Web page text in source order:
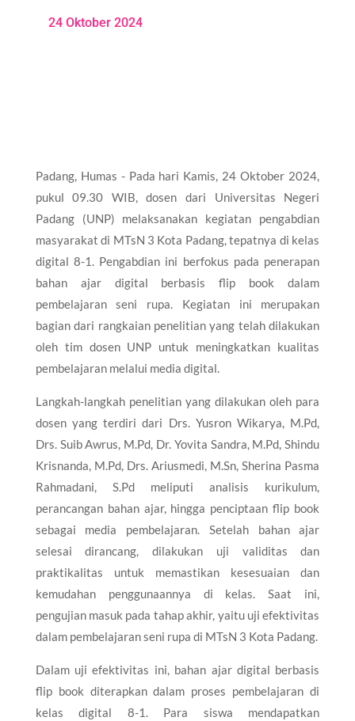
24 Oktober 2024
Padang, Humas - Pada hari Kamis, 24 Oktober 2024,
pukul 09.30 WIB, dosen dari Universitas Negeri
Padang (UNP) melaksanakan kegiatan pengabdian
masyarakat di MTsN 3 Kota Padang, tepatnya di kelas
digital 8-1. Pengabdian ini berfokus pada penerapan
bahan ajar digital berbasis flip book dalam
pembelajaran seni rupa. Kegiatan ini merupakan
bagian dari rangkaian penelitian yang telah dilakukan
oleh tim dosen UNP untuk meningkatkan kualitas
pembelajaran melalui media digital.
Langkah-langkah penelitian yang dilakukan oleh para
dosen yang terdiri dari Drs. Yusron Wikarya, M.Pd,
Drs. Suib Awrus, M.Pd, Dr. Yovita Sandra, M.Pd, Shindu
Krisnanda, M.Pd, Drs. Ariusmedi, M.Sn, Sherina Pasma
Rahmadani, S.Pd meliputi analisis kurikulum,
perancangan bahan ajar, hingga penciptaan flip book
sebagai media pembelajaran. Setelah bahan ajar
selesai dirancang, dilakukan uji validitas dan
praktikalitas untuk memastikan kesesuaian dan
kemudahan penggunaannya di kelas. Saat ini,
pengujian masuk pada tahap akhir, yaitu uji efektivitas
dalam pembelajaran seni rupa di MTsN 3 Kota Padang.
Dalam uji efektivitas ini, bahan ajar digital berbasis
flip book diterapkan dalam proses pembelajaran di
kelas digital 8-1. Para siswa mendapatkan